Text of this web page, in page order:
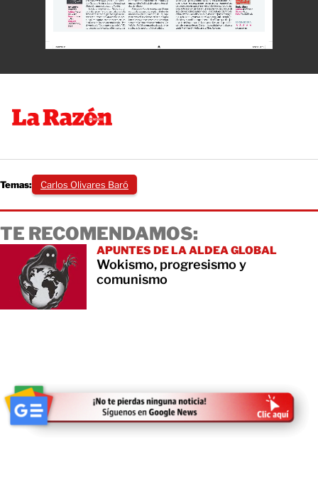
Temas: Carlos Olivares Baró
TE RECOMENDAMOS:
APUNTES DE LA ALDEA GLOBAL
Wokismo, progresismo y
comunismo